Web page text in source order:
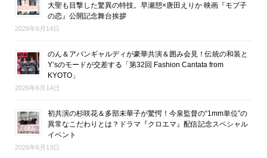
大聖も目撃した驚異の特技。早瀬憩×唐田えりか 映画『モブ子
の恋』公開記念舞台挨拶
2026年6月14日
のん＆アバンギャルディが豪華共演＆囲み会見！伝統の和装と
Y’sのモードが交差する「第32回 Fashion Cantata from
KYOTO」
2026年6月14日
初共演の杉咲花＆多部未華子が驚愕！今泉監督の“1mm単位”の
異常なこだわりとは？ドラマ『クロエマ』配信記念スペシャル
イベント
2026年6月13日